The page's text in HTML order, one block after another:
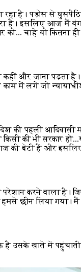
रहा है। पड़ोस से
है। इसलिए आज मैं
चाहे वो कितना
और जाना पड़ता
काम में लगे जो
की पहली आदिवासी
की भी सरकार
की बेटी हैं और
करने वाला है।
छीन लिया गया।
है उसके खाते में